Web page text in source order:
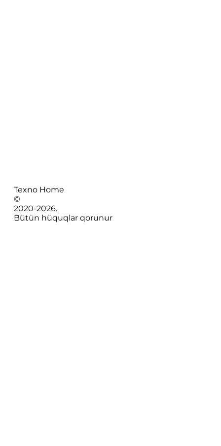
Texno Home
©
2020-2026.
Bütün hüquqlar qorunur